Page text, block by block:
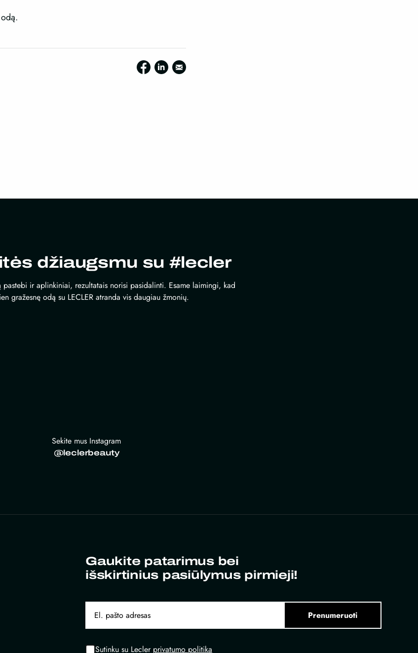
džiaugsmu su #lecler
pastebi ir aplinkiniai, rezultatais norisi pasidalinti. Esame laimingi, kad
gražesnę odą su LECLER atranda vis daugiau žmonių.
Sekite mus Instagram
@leclerbeauty
Gaukite patarimus bei
išskirtinius pasiūlymus pirmieji!
Prenumeruoti
Sutinku su Lecler privatumo politika